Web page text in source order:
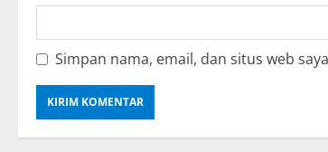
Simpan nama, email, dan situs web